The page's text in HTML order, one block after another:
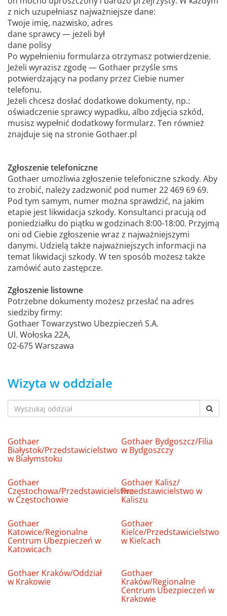
z nich uzupełniasz najważniejsze dane:
Twoje imię, nazwisko, adres
dane sprawcy — jeżeli był
dane polisy
Po wypełnieniu formularza otrzymasz potwierdzenie.
Jeżeli wyrazisz zgodę — Gothaer przyśle sms
potwierdzający na podany przez Ciebie numer
telefonu.
Jeżeli chcesz dosłać dodatkowe dokumenty, np.:
oświadczenie sprawcy wypadku, albo zdjęcia szkód,
musisz wypełnić dodatkowy formularz. Ten również
znajduje się na stronie Gothaer.pl
Zgłoszenie telefoniczne
Gothaer umożliwia zgłoszenie telefoniczne szkody. Aby
to zrobić, należy zadzwonić pod numer 22 469 69 69.
Pod tym samym, numer można sprawdzić, na jakim
etapie jest likwidacja szkody. Konsultanci pracują od
poniedziałku do piątku w godzinach 8:00-18:00. Przyjmą
oni od Ciebie zgłoszenie wraz z najważniejszymi
danymi. Udzielą także najważniejszych informacji na
temat likwidacji szkody. W ten sposób możesz także
zamówić auto zastępcze.
Zgłoszenie listowne
Potrzebne dokumenty możesz przesłać na adres
siedziby firmy:
Gothaer Towarzystwo Ubezpieczeń S.A.
Ul. Wołoska 22A,
02-675 Warszawa
Wizyta w oddziale
Gothaer
Białystok/Przedstawicielstwo
w Białymstoku
Gothaer Bydgoszcz/Filia
w Bydgoszczy
Gothaer
Częstochowa/Przedstawicielstwo
w Częstochowie
Gothaer Kalisz/
Przedstawicielstwo w
Kaliszu
Gothaer
Katowice/Regionalne
Centrum Ubezpieczeń w
Katowicach
Gothaer
Kielce/Przedstawicielstwo
w Kielcach
Gothaer Kraków/Oddział
w Krakowie
Gothaer
Kraków/Regionalne
Centrum Ubezpieczeń w
Krakowie